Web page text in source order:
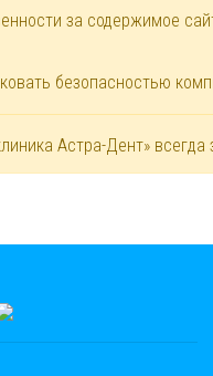
за содержимое
безопасностью
Астра-Дент»